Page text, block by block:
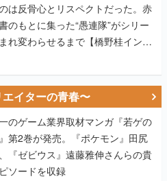
は反骨心とリスペクトだった。赤
のもとに集った“愚連隊”がシリー
れ変わらせるまで【橋野桂インタ
イターの青春〜
のゲーム業界取材マンガ『若ゲの
第2巻が発売。『ポケモン』田尻
『ゼビウス』遠藤雅伸さんらの貴
ソードを収録